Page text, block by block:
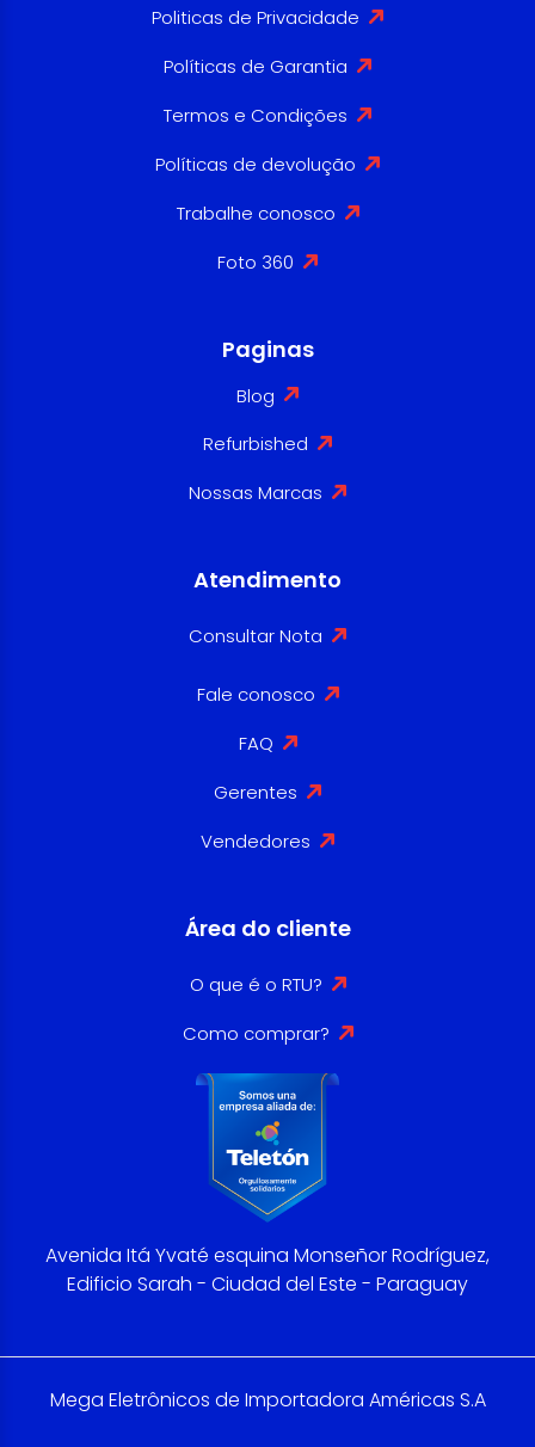
Politicas de Privacidade
Políticas de Garantia
Termos e Condições
Políticas de devolução
Trabalhe conosco
Foto 360
Paginas
Blog
Refurbished
Nossas Marcas
Atendimento
Consultar Nota
Fale conosco
FAQ
Gerentes
Vendedores
Área do cliente
O que é o RTU?
Como comprar?
Avenida Itá Yvaté esquina Monseñor Rodríguez,
Edificio Sarah - Ciudad del Este - Paraguay
Mega Eletrônicos de Importadora Américas S.A